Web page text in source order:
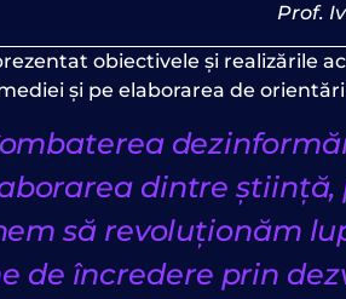
Prof.
obiectivele și realizările
și pe elaborarea de
dintre știință,
să revoluționăm
de încredere prin